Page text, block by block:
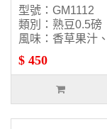
型號：GM1112
類別：熟豆0.5磅
風味：香草果汁
$ 450